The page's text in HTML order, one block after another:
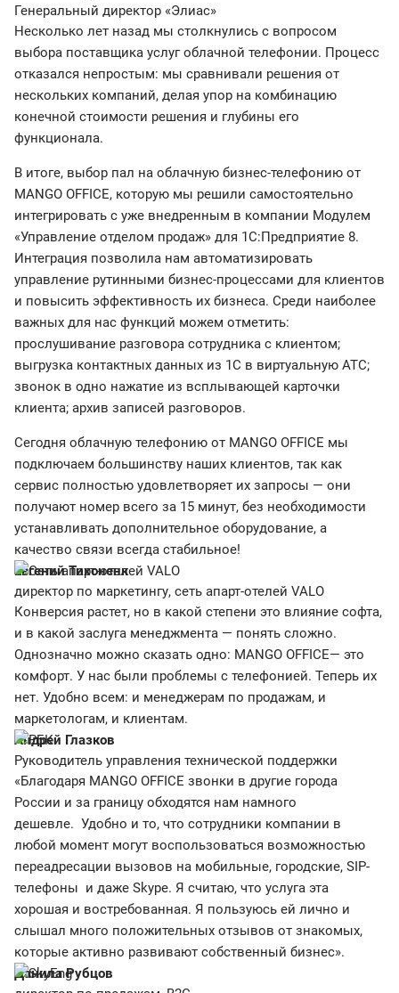
Генеральный директор «Элиас»
Несколько лет назад мы столкнулись с вопросом
выбора поставщика услуг облачной телефонии. Процесс
отказался непростым: мы сравнивали решения от
нескольких компаний, делая упор на комбинацию
конечной стоимости решения и глубины его
функционала.
В итоге, выбор пал на облачную бизнес-телефонию от
MANGO OFFICE, которую мы решили самостоятельно
интегрировать с уже внедренным в компании Модулем
«Управление отделом продаж» для 1C:Предприятие 8.
Интеграция позволила нам автоматизировать
управление рутинными бизнес-процессами для клиентов
и повысить эффективность их бизнеса. Среди наиболее
важных для нас функций можем отметить:
прослушивание разговора сотрудника с клиентом;
выгрузка контактных данных из 1С в виртуальную АТС;
звонок в одно нажатие из всплывающей карточки
клиента; архив записей разговоров.
Сегодня облачную телефонию от MANGO OFFICE мы
подключаем большинству наших клиентов, так как
сервис полностью удовлетворяет их запросы — они
получают номер всего за 15 минут, без необходимости
устанавливать дополнительное оборудование, а
качество связи всегда стабильное!
Евгений Тихоненк
директор по маркетингу, сеть апарт-отелей VALO
Конверсия растет, но в какой степени это влияние софта,
и в какой заслуга менеджмента — понять сложно.
Однозначно можно сказать одно: MANGO OFFICE— это
комфорт. У нас были проблемы с телефонией. Теперь их
нет. Удобно всем: и менеджерам по продажам, и
маркетологам, и клиентам.
Андрей Глазков
Руководитель управления технической поддержки
«Благодаря MANGO OFFICE звонки в другие города
России и за границу обходятся нам намного
дешевле. Удобно и то, что сотрудники компании в
любой момент могут воспользоваться возможностью
переадресации вызовов на мобильные, городские, SIP-
телефоны и даже Skype. Я считаю, что услуга эта
хорошая и востребованная. Я пользуюсь ей лично и
слышал много положительных отзывов от знакомых,
которые активно развивают собственный бизнес».
Данила Рубцов